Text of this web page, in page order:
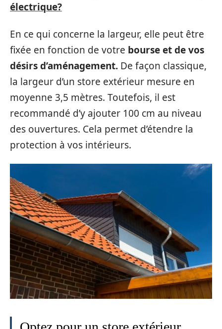
électrique?
En ce qui concerne la largeur, elle peut être
fixée en fonction de votre bourse et de vos
désirs d’aménagement. De façon classique,
la largeur d’un store extérieur mesure en
moyenne 3,5 mètres. Toutefois, il est
recommandé d’y ajouter 100 cm au niveau
des ouvertures. Cela permet d’étendre la
protection à vos intérieurs.